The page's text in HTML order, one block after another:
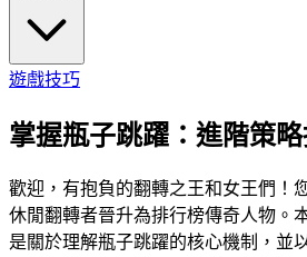
遊戲技巧
掌握瓶子跳躍：進階策
歡迎，有抱負的翻轉之王和女王們！
休閒翻轉者晉升為排行榜傳奇人物。
是關於理解瓶子跳躍的核心機制，並